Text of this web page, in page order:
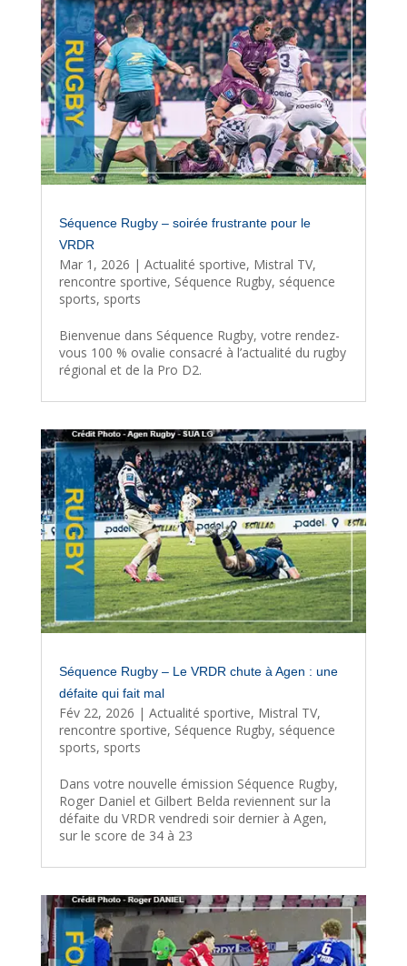
Séquence Rugby – soirée frustrante pour le
VRDR
Mar 1, 2026 | Actualité sportive, Mistral TV,
rencontre sportive, Séquence Rugby, séquence
sports, sports
Bienvenue dans Séquence Rugby, votre rendez-
vous 100 % ovalie consacré à l’actualité du rugby
régional et de la Pro D2.
Séquence Rugby – Le VRDR chute à Agen : une
défaite qui fait mal
Fév 22, 2026 | Actualité sportive, Mistral TV,
rencontre sportive, Séquence Rugby, séquence
sports, sports
Dans votre nouvelle émission Séquence Rugby,
Roger Daniel et Gilbert Belda reviennent sur la
défaite du VRDR vendredi soir dernier à Agen,
sur le score de 34 à 23